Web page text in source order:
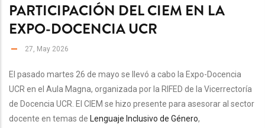
PARTICIPACIÓN DEL CIEM EN LA
EXPO-DOCENCIA UCR
27, May 2026
El pasado martes 26 de mayo se llevó a cabo la Expo-Docencia
UCR en el Aula Magna, organizada por la RIFED de la Vicerrectoría
de Docencia UCR. El CIEM se hizo presente para asesorar al sector
docente en temas de Lenguaje Inclusivo de Género,